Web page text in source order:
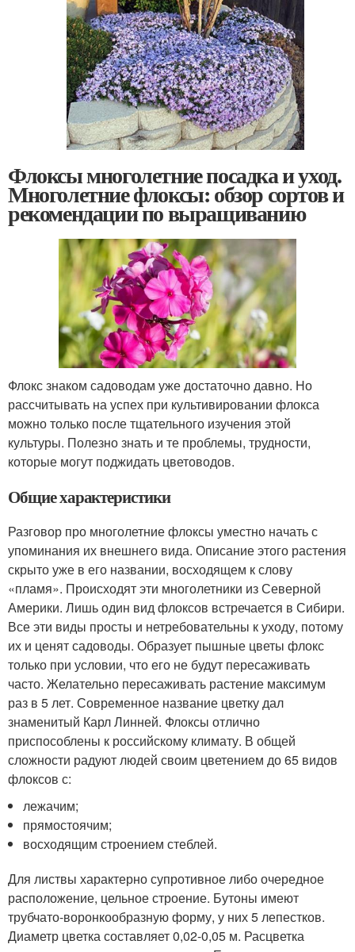
Флоксы многолетние посадка и уход.
Многолетние флоксы: обзор сортов и
рекомендации по выращиванию
Флокс знаком садоводам уже достаточно давно. Но
рассчитывать на успех при культивировании флокса
можно только после тщательного изучения этой
культуры. Полезно знать и те проблемы, трудности,
которые могут поджидать цветоводов.
Общие характеристики
Разговор про многолетние флоксы уместно начать с
упоминания их внешнего вида. Описание этого растения
скрыто уже в его названии, восходящем к слову
«пламя». Происходят эти многолетники из Северной
Америки. Лишь один вид флоксов встречается в Сибири.
Все эти виды просты и нетребовательны к уходу, потому
их и ценят садоводы. Образует пышные цветы флокс
только при условии, что его не будут пересаживать
часто. Желательно пересаживать растение максимум
раз в 5 лет. Современное название цветку дал
знаменитый Карл Линней. Флоксы отлично
приспособлены к российскому климату. В общей
сложности радуют людей своим цветением до 65 видов
флоксов с:
лежачим;
прямостоячим;
восходящим строением стеблей.
Для листвы характерно супротивное либо очередное
расположение, цельное строение. Бутоны имеют
трубчато-воронкообразную форму, у них 5 лепестков.
Диаметр цветка составляет 0,02-0,05 м. Расцветка